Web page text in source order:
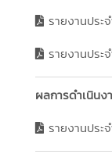
รายงานประ
รายงานปร
ผลการดำเนิน
รายงานประ